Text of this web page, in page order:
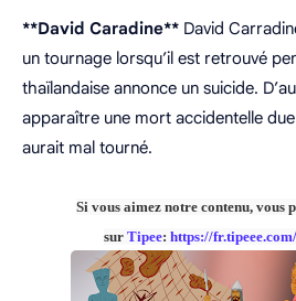
**David Caradine** David
un tournage lorsqu’il est retrouvé
thaïlandaise annonce un suicide.
apparaître une mort accidentelle
aurait mal tourné.
Si vous aimez notre contenu, vous
sur Tipee: https://